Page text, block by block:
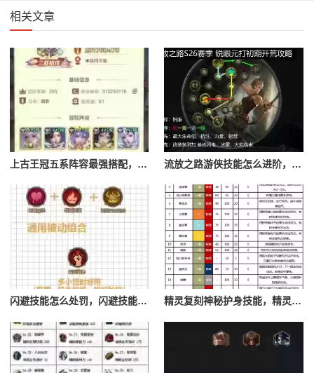
相关文章
上古王冠五系阵容最强搭配，上古王冠五星排行 流放之路游侠技能怎么进阶，流放之路游侠技能怎么进阶的
闪避技能怎么处罚，闪避技能怎么处罚队友 精灵复刻神秘护身技能，精灵复刻攻略